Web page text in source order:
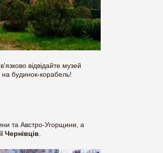
відвідайте музей
на будинок-корабель!
та Австро-Угорщини, а
Чернівців.